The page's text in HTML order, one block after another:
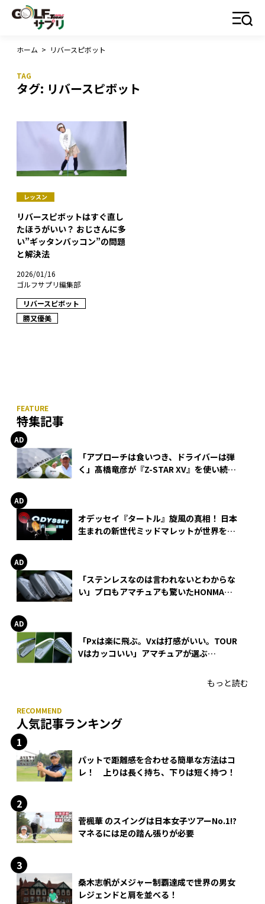
ホーム > リバースピボット
タグ: リバースピボット
レッスン
リバースピボットはすぐ直し
たほうがいい？ おじさんに多
い”ギッタンバッコン”の問題
と解決法
2026/01/16
ゴルフサプリ編集部
リバースピボット
勝又優美
特集記事
「アプローチは食いつき、ドライバーは弾
く」髙橋竜彦が『Z-STAR XV』を使い続け
オデッセイ『タートル』旋風の真相！ 日本
生まれの新世代ミッドマレットが世界を席
「ステンレスなのは言われないとわからな
い」プロもアマチュアも驚いたHONMA
「Pxは楽に飛ぶ。Vxは打感がいい。TOUR
Vはカッコいい」アマチュアが選ぶ
もっと読む
人気記事ランキング
パットで距離感を合わせる簡単な方法はコ
レ！ 上りは長く持ち、下りは短く持つ！
菅楓華 のスイングは日本女子ツアーNo.1!?
マネるには足の踏ん張りが必要
桑木志帆がメジャー制覇達成で世界の男女
レジェンドと肩を並べる！